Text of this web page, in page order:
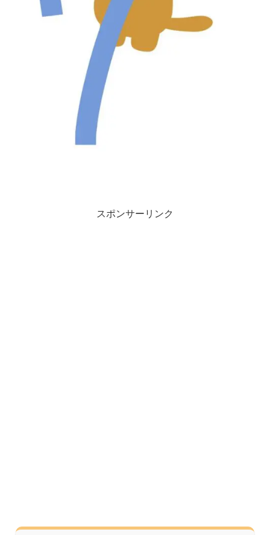
スポンサーリンク